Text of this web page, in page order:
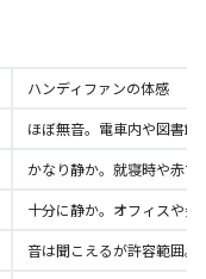
ハンディファンの体感
ほぼ無音。電車内や図書館
かなり静か。就寝時や赤ち
十分に静か。オフィスや会
音は聞こえるが許容範囲。